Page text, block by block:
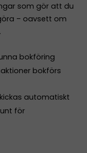
som gör att du
– oavsett om
bokföring
bokförs
automatiskt
för